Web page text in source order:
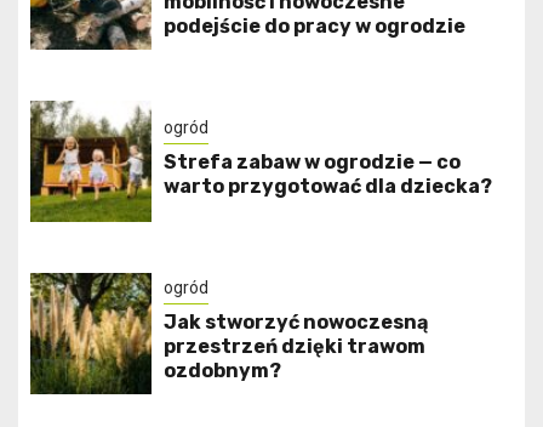
podejście do pracy w ogrodzie
ogród
Strefa zabaw w ogrodzie — co
warto przygotować dla dziecka?
ogród
Jak stworzyć nowoczesną
przestrzeń dzięki trawom
ozdobnym?